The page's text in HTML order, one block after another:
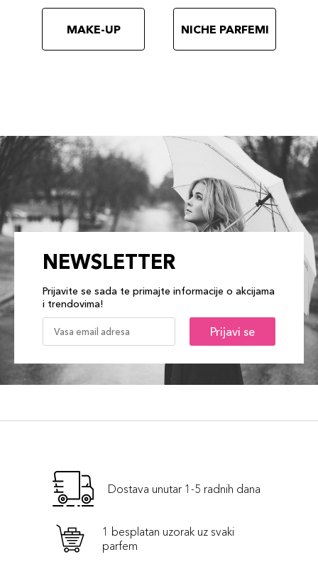
MAKE-UP NICHE PARFEMI
NEWSLETTER
Prijavite se sada te primajte informacije o akcijama
i trendovima!
Prijavi se
Dostava unutar 1-5 radnih dana
1 besplatan uzorak uz svaki
parfem